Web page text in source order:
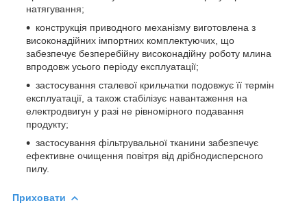
натягування;
конструкція приводного механізму виготовлена з
високонадійних імпортних комплектуючих, що
забезпечує безперебійну високонадійну роботу млина
впродовж усього періоду експлуатації;
застосування сталевої крильчатки подовжує її термін
експлуатації, а також стабілізує навантаження на
електродвигун у разі не рівномірного подавання
продукту;
застосування фільтрувальної тканини забезпечує
ефективне очищення повітря від дрібнодисперсного
пилу.
Приховати